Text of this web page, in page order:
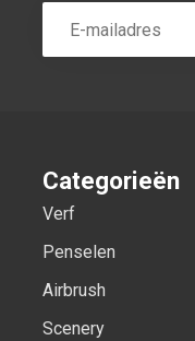
Categorieën
Verf
Penselen
Airbrush
Scenery